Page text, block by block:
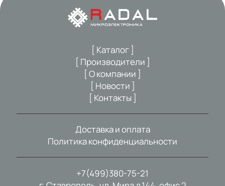
+7(499)380-75-21
[ Каталог ]
[ Производители ]
[ О компании ]
[ Новости ]
[ Контакты ]
Доставка и оплата
Политика конфиденциальности